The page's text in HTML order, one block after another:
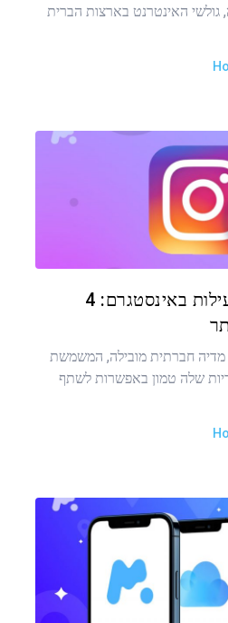
האינטרנט בארצות הברית
זה
איך לעקוב אחר הפעילות באינסטגרם: 4
מדיה חברתית מובילה, המשמשת
שלה טמון באפשרות לשתף
זה